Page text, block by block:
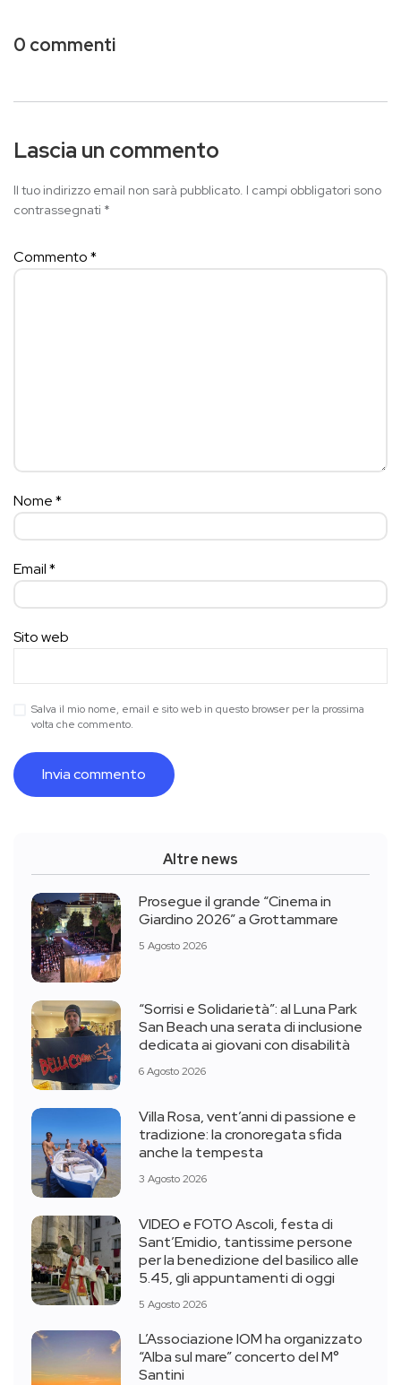
0 commenti
Lascia un commento
Il tuo indirizzo email non sarà pubblicato. I campi obbligatori sono
contrassegnati *
Commento*
Nome*
Email*
Sito web
Salva il mio nome, email e sito web in questo browser per la prossima
volta che commento.
Altre news
Prosegue il grande “Cinema in
Giardino 2026” a Grottammare
5 Agosto 2026
“Sorrisi e Solidarietà”: al Luna Park
San Beach una serata di inclusione
dedicata ai giovani con disabilità
6 Agosto 2026
Villa Rosa, vent’anni di passione e
tradizione: la cronoregata sfida
anche la tempesta
3 Agosto 2026
VIDEO e FOTO Ascoli, festa di
Sant’Emidio, tantissime persone
per la benedizione del basilico alle
5.45, gli appuntamenti di oggi
5 Agosto 2026
L’Associazione IOM ha organizzato
“Alba sul mare” concerto del M°
Santini